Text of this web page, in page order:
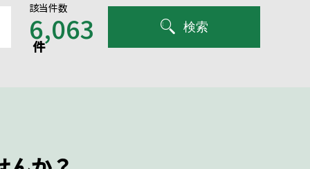
該当件数
6,063
件
検索